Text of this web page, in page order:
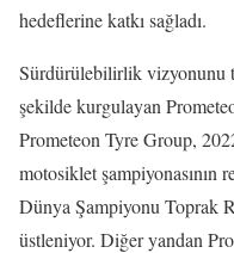
hedeflerine katkı sağladı.
Sürdürülebilirlik vizyonunu
şekilde kurgulayan
Prometeon Tyre Group,
motosiklet şampiyonasının
Dünya Şampiyonu Toprak
üstleniyor. Diğer yandan